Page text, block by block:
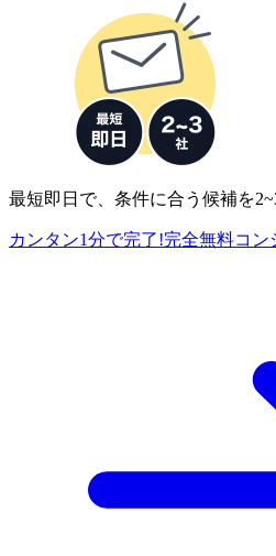
最短即日で、条件に合う候補を
カンタン1分で完了!完全無料コン